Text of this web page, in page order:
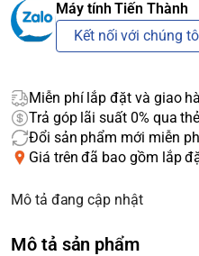
Máy tính Tiến Thành
Kết nối với chúng
Miễn phí lắp đặt và giao
Trả góp lãi suất 0% qua
Đổi sản phẩm mới miễn
Giá trên đã bao gồm lắp
Mô tả đang cập nhật
Mô tả sản phẩm